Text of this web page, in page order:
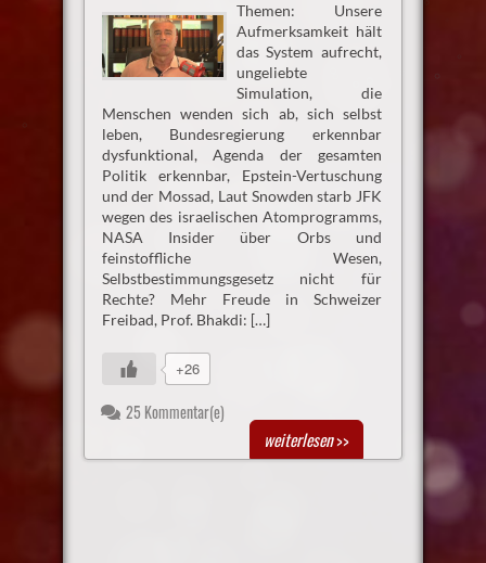
Themen: Unsere
Aufmerksamkeit hält
das System aufrecht,
ungeliebte
Simulation, die
Menschen wenden sich ab, sich selbst
leben, Bundesregierung erkennbar
dysfunktional, Agenda der gesamten
Politik erkennbar, Epstein-Vertuschung
und der Mossad, Laut Snowden starb JFK
wegen des israelischen Atomprogramms,
NASA Insider über Orbs und
feinstoffliche Wesen,
Selbstbestimmungsgesetz nicht für
Rechte? Mehr Freude in Schweizer
Freibad, Prof. Bhakdi: […]
+26
25 Kommentar(e)
weiterlesen>>